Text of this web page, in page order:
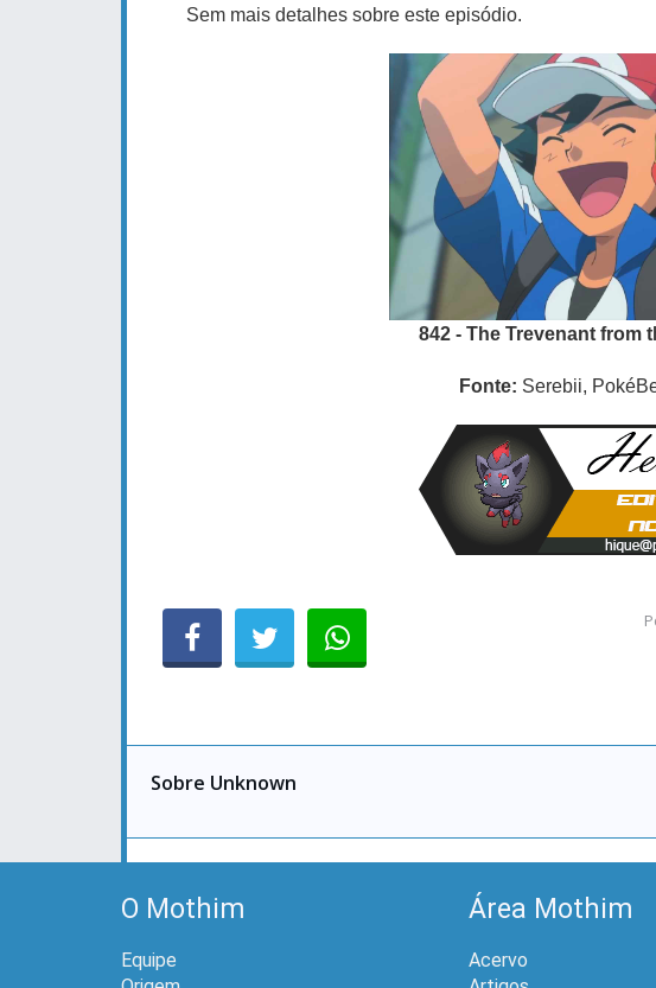
Sem mais detalhes sobre este episódio.
842 - The Trevenant from
Fonte: Serebii,
Sobre Unknown
O Mothim
Equipe
Área Mothim
Acervo